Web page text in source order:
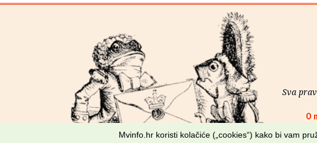
Sva
O
Mvinfo.hr koristi kolačiće („cookies“) kako bi vam